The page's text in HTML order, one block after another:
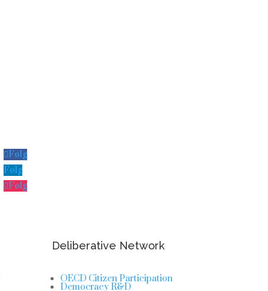
Følg
Følg
Følg
Deliberative Network
OECD Citizen Participation
Democracy R&D